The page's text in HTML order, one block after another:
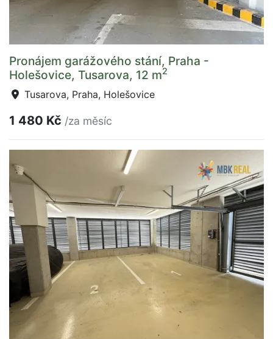
Pronájem garážového stání, Praha -
Holešovice, Tusarova, 12 m2
Tusarova, Praha, Holešovice
1 480 Kč /za měsíc